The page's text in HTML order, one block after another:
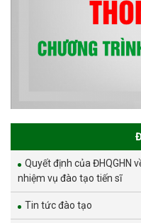
Quyết định của ĐHQGHN
nhiệm vụ đào tạo tiến sĩ
Tin tức đào tạo